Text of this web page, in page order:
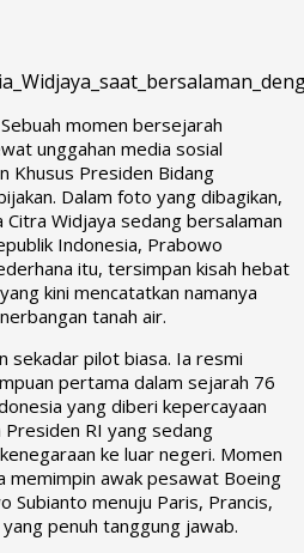
momen bersejarah
unggahan media sosial
Khusus Presiden Bidang
Dalam foto yang dibagikan,
Widjaya sedang bersalaman
Indonesia, Prabowo
itu, tersimpan kisah hebat
kini mencatatkan namanya
tanah air.
sekadar pilot biasa. Ia resmi
pertama dalam sejarah 76
yang diberi kepercayaan
RI yang sedang
ke luar negeri. Momen
memimpin awak pesawat Boeing
Subianto menuju Paris, Prancis,
penuh tanggung jawab.